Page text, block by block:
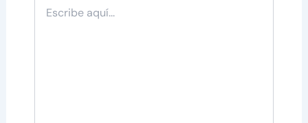
aquí...